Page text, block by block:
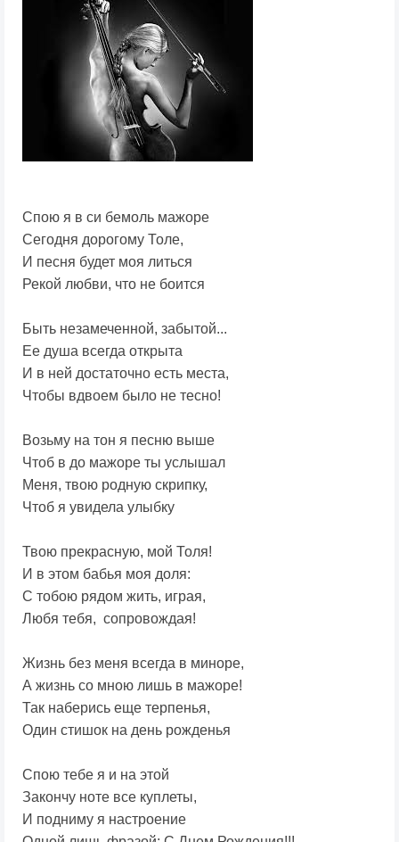
Спою я в си бемоль мажоре
Сегодня дорогому Толе,
И песня будет моя литься
Рекой любви, что не боится
Быть незамеченной, забытой...
Ее душа всегда открыта
И в ней достаточно есть места,
Чтобы вдвоем было не тесно!
Возьму на тон я песню выше
Чтоб в до мажоре ты услышал
Меня, твою родную скрипку,
Чтоб я увидела улыбку
Твою прекрасную, мой Толя!
И в этом бабья моя доля:
С тобою рядом жить, играя,
Любя тебя, сопровождая!
Жизнь без меня всегда в миноре,
А жизнь со мною лишь в мажоре!
Так наберись еще терпенья,
Один стишок на день рожденья
Спою тебе я и на этой
Закончу ноте все куплеты,
И подниму я настроение